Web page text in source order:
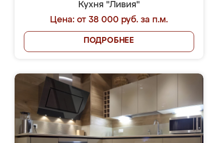
Кухня "Ливия"
Цена: от 38 000 руб. за п.м.
ПОДРОБНЕЕ